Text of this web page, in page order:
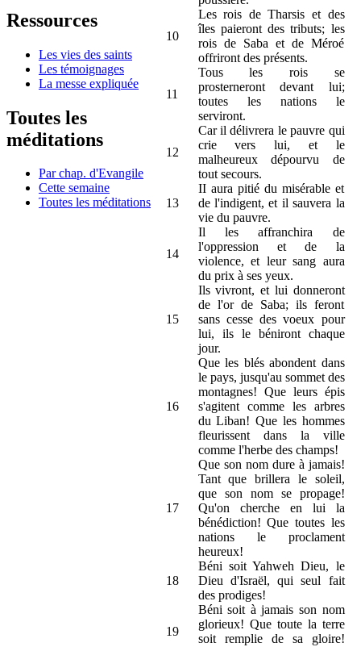
Ressources
Les vies des saints
Les témoignages
La messe expliquée
Toutes les
méditations
Par chap. d'Evangile
Cette semaine
Toutes les méditations
10
Les rois de Tharsis et des
îles paieront des tributs; les
rois de Saba et de Méroé
offriront des présents.
11
Tous les rois se
prosterneront devant lui;
toutes les nations le
serviront.
12
Car il délivrera le pauvre qui
crie vers lui, et le
malheureux dépourvu de
tout secours.
13
II aura pitié du misérable et
de l'indigent, et il sauvera la
vie du pauvre.
14
Il les affranchira de
l'oppression et de la
violence, et leur sang aura
du prix à ses yeux.
15
Ils vivront, et lui donneront
de l'or de Saba; ils feront
sans cesse des voeux pour
lui, ils le béniront chaque
jour.
16
Que les blés abondent dans
le pays, jusqu'au sommet des
montagnes! Que leurs épis
s'agitent comme les arbres
du Liban! Que les hommes
fleurissent dans la ville
comme l'herbe des champs!
17
Que son nom dure à jamais!
Tant que brillera le soleil,
que son nom se propage!
Qu'on cherche en lui la
bénédiction! Que toutes les
nations le proclament
heureux!
18
Béni soit Yahweh Dieu, le
Dieu d'Israël, qui seul fait
des prodiges!
19
Béni soit à jamais son nom
glorieux! Que toute la terre
soit remplie de sa gloire!